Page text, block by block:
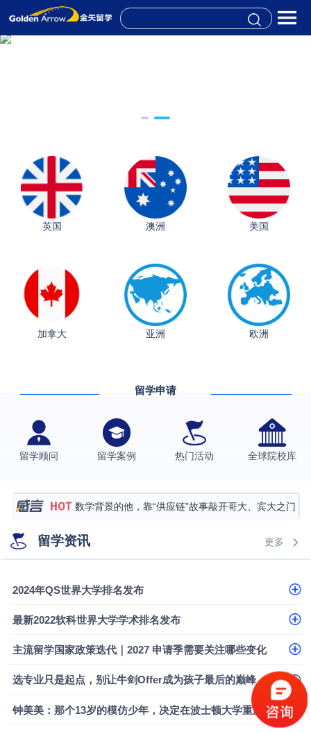
英国 澳洲 美国
加拿大 亚洲 欧洲
留学申请
留学顾问 留学案例 热门活动 全球院校库
从上海财大2+2到谢菲尔德：低均分逆袭QS百强金
伯明翰大学数字媒体与创意产业硕士录取案例
西南财经大学投资学背景，成功斩获英国名校多份
硕士录取
数学背景的他，靠“供应链”故事敲开哥大、宾大之门
专科逆袭伦敦大学学院UCL录取案例解析
香港浸会大学伦理与公共事务硕士录取
留学资讯 更多
2024年QS世界大学排名发布
最新2022软科世界大学学术排名发布
主流留学国家政策迭代｜2027 申请季需要关注哪些变化
选专业只是起点，别让牛剑Offer成为孩子最后的巅峰
钟美美：那个13岁的模仿少年，决定在波士顿大学重新定义自己